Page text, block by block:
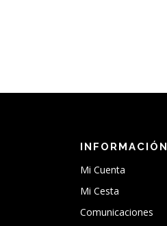
INFORMACIÓN
Mi Cuenta
Mi Cesta
Comunicaciones